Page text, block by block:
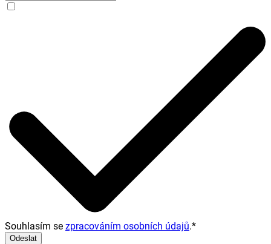
Souhlasím se zpracováním osobních údajů.*
Odeslat